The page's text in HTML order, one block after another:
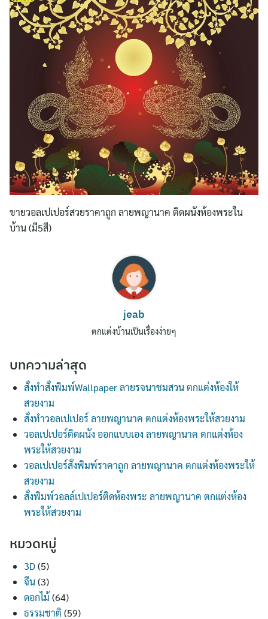
ขายวอลเปเปอร์สวยราคาถูก ลายพญานาค ติดผนังห้องพระใน
บ้าน (มี5สี)
jeab
ตกแต่งบ้านเป็นเรื่องง่ายๆ
บทความล่าสุด
สั่งทำสั่งพิมพ์Wallpaper ลายรจนาชมสวน ตกแต่งห้องให้
สวยงาม
สั่งทำวอลเปเปอร์ ลายพญานาค ตกแต่งห้องพระให้สวยงาม
วอลเปเปอร์ติดผนัง ออกแบบเอง ลายพญานาค ตกแต่งห้อง
พระให้สวยงาม
วอลเปเปอร์สั่งพิมพ์ราคาถูก ลายพญานาค ตกแต่งห้องพระให้
สวยงาม
สั่งพิมพ์วอลล์เปเปอร์ติดห้องพระ ลายพญานาค ตกแต่งห้อง
พระให้สวยงาม
หมวดหมู่
3D(5)
จีน(3)
ดอกไม้ (64)
ธรรมชาติ (59)